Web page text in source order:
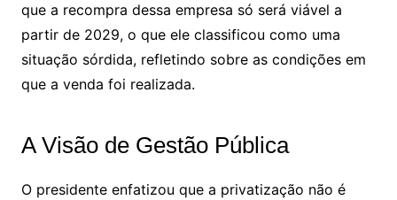
que a recompra dessa empresa só será viável a
partir de 2029, o que ele classificou como uma
situação sórdida, refletindo sobre as condições em
que a venda foi realizada.
A Visão de Gestão Pública
O presidente enfatizou que a privatização não é